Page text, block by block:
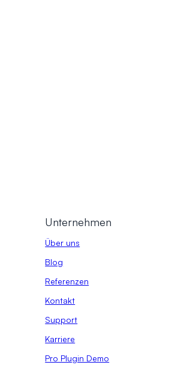
Unternehmen
Über uns
Blog
Referenzen
Kontakt
Support
Karriere
Pro Plugin Demo